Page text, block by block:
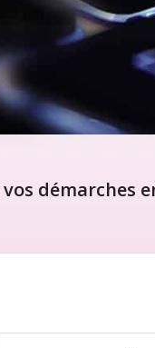
démarches